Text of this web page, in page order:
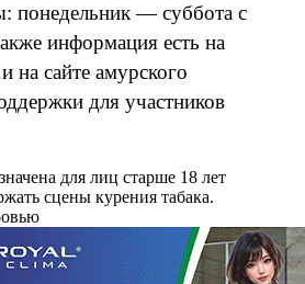
понедельник — суббота с
информация есть на
на сайте амурского
для участников
для лиц старше 18 лет
сцены курения табака.